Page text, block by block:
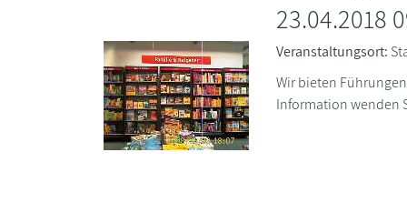
23.04.2018
Veranstaltungsort:
Wir bieten
Information wenden